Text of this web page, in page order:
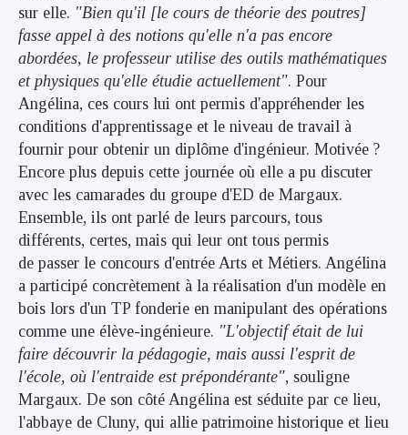
sur elle. "Bien qu'il [le cours de théorie des poutres]
fasse appel à des notions qu'elle n'a pas encore
abordées, le professeur utilise des outils mathématiques
et physiques qu'elle étudie actuellement". Pour
Angélina, ces cours lui ont permis d'appréhender les
conditions d'apprentissage et le niveau de travail à
fournir pour obtenir un diplôme d'ingénieur. Motivée ?
Encore plus depuis cette journée où elle a pu discuter
avec les camarades du groupe d'ED de Margaux.
Ensemble, ils ont parlé de leurs parcours, tous
différents, certes, mais qui leur ont tous permis
de passer le concours d'entrée Arts et Métiers. Angélina
a participé concrètement à la réalisation d'un modèle en
bois lors d'un TP fonderie en manipulant des opérations
comme une élève-ingénieure. "L'objectif était de lui
faire découvrir la pédagogie, mais aussi l'esprit de
l'école, où l'entraide est prépondérante", souligne
Margaux. De son côté Angélina est séduite par ce lieu,
l'abbaye de Cluny, qui allie patrimoine historique et lieu